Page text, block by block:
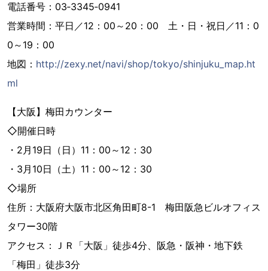
電話番号：03‐3345‐0941
営業時間：平日／12：00～20：00 土・日・祝日／11：0
0～19：00
地図： http://zexy.net/navi/shop/tokyo/shinjuku_map.ht
ml
【大阪】梅田カウンター
◇開催日時
・2月19日（日）11：00～12：30
・3月10日（土）11：00～12：30
◇場所
住所：大阪府大阪市北区角田町8-1 梅田阪急ビルオフィス
タワー30階
アクセス：ＪＲ「大阪」徒歩4分、阪急・阪神・地下鉄
「梅田」徒歩3分